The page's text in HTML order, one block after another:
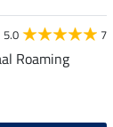
5.0 7
Roaming